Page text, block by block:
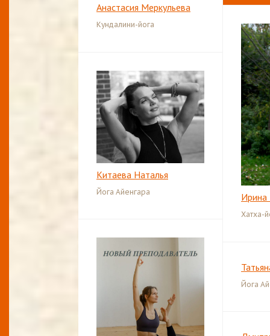
Анастасия Меркульева
Кундалини-йога
Ирина
Хатха-
Китаева Наталья
Йога Айенгара
Йога